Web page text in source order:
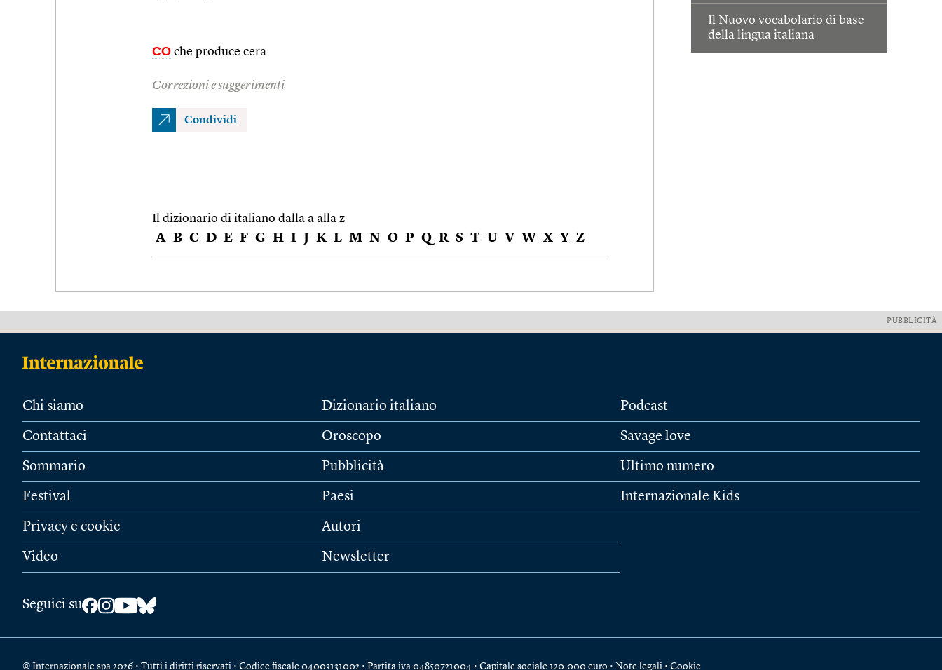
Il Nuovo vocabolario di base
della lingua italiana
CO che produce cera
Correzioni e suggerimenti
Condividi
Il dizionario di italiano dalla a alla z
A B C D E F G H I J K L M N O P Q R S T U V W X Y Z
PUBBLICITÀ
Chi siamo
Contattaci
Sommario
Festival
Privacy e cookie
Video
Dizionario italiano
Oroscopo
Pubblicità
Paesi
Autori
Newsletter
Podcast
Savage love
Ultimo numero
Internazionale Kids
Seguici su
© Internazionale spa 2026 • Tutti i diritti riservati • Codice fiscale 04003131002 • Partita iva 04850721004 • Capitale sociale 120.000 euro • Note legali • Cookie